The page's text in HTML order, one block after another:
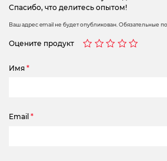
Спасибо, что делитесь опытом!
Ваш адрес email не будет опубликован. Обязательные
Оцените продукт
Имя *
Email *